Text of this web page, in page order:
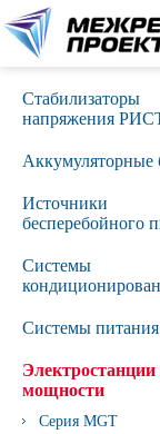
8 (495)
Стабилизаторы
напряжения
Аккумуляторные
Источники
бесперебойного
Сиcтемы
Системы питания
мощности
Серия MGT